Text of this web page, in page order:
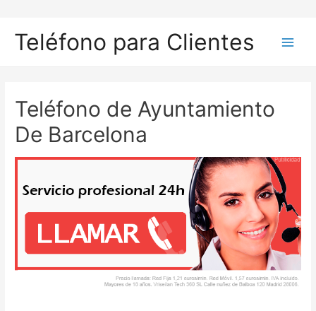
contenido
Teléfono para Clientes
Teléfono de Ayuntamiento
De Barcelona